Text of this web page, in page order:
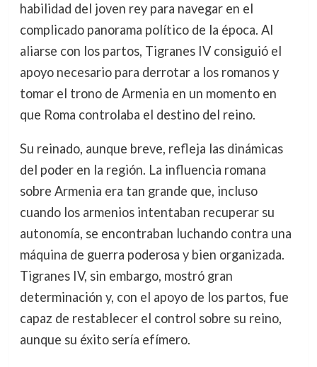
habilidad del joven rey para navegar en el
complicado panorama político de la época. Al
aliarse con los partos, Tigranes IV consiguió el
apoyo necesario para derrotar a los romanos y
tomar el trono de Armenia en un momento en
que Roma controlaba el destino del reino.
Su reinado, aunque breve, refleja las dinámicas
del poder en la región. La influencia romana
sobre Armenia era tan grande que, incluso
cuando los armenios intentaban recuperar su
autonomía, se encontraban luchando contra una
máquina de guerra poderosa y bien organizada.
Tigranes IV, sin embargo, mostró gran
determinación y, con el apoyo de los partos, fue
capaz de restablecer el control sobre su reino,
aunque su éxito sería efímero.